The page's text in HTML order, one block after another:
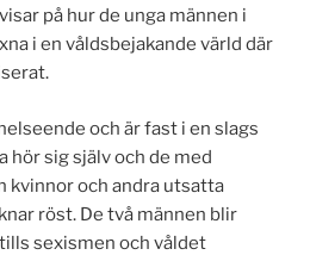
på hur de unga männen i
i en våldsbejakande värld där
och är fast i en slags
hör sig själv och de med
kvinnor och andra utsatta
röst. De två männen blir
sexismen och våldet